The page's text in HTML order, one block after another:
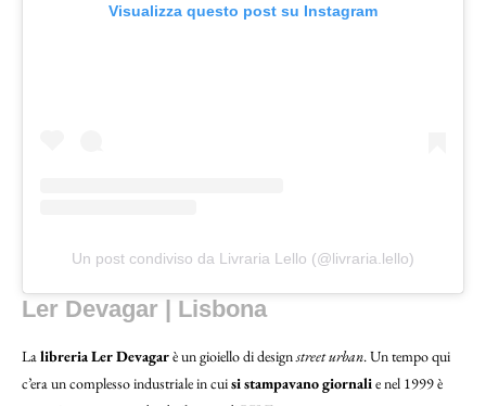
Visualizza questo post su Instagram
Un post condiviso da Livraria Lello (@livraria.lello)
Ler Devagar | Lisbona
Lalibreria Ler Devagarè un gioiello di designstreet urban. Un tempo qui
c’era un complesso industriale in cuisi stampavano giornalie nel 1999 è